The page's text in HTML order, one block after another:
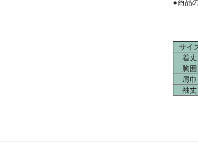
●商品
サイ
着丈
胸囲
肩巾
袖丈